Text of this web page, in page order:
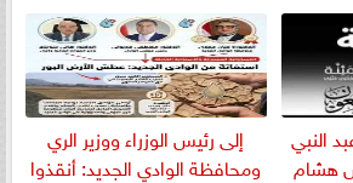
النبي
هشام
إلى رئيس الوزراء ووزير الري
ومحافظة الوادي الجديد: أنقذوا